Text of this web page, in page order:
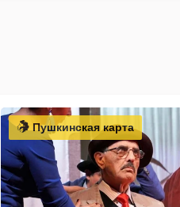
Пушкинская карта